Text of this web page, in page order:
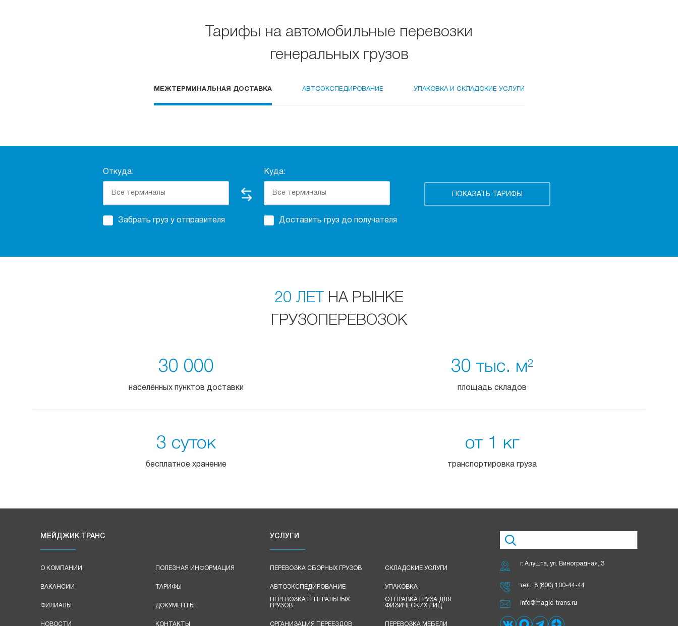
Тарифы на автомобильные перевозки
генеральных грузов
МЕЖТЕРМИНАЛЬНАЯ ДОСТАВКА АВТОЭКСПЕДИРОВАНИЕ УПАКОВКА И СКЛАДСКИЕ УСЛУГИ
Откуда:
Забрать груз у отправителя
Куда:
Доставить груз до получателя
20 ЛЕТ
НА РЫНКЕ
ГРУЗОПЕРЕВОЗОК
30 000
населённых пунктов доставки
30 тыс. м2
площадь складов
3 суток
бесплатное хранение
от 1 кг
транспортировка груза
МЕЙДЖИК ТРАНС
О КОМПАНИИ
ВАКАНСИИ
ФИЛИАЛЫ
НОВОСТИ
ПОЛЕЗНАЯ ИНФОРМАЦИЯ
ТАРИФЫ
ДОКУМЕНТЫ
КОНТАКТЫ
УСЛУГИ
ПЕРЕВОЗКА СБОРНЫХ ГРУЗОВ
АВТОЭКСПЕДИРОВАНИЕ
ПЕРЕВОЗКА ГЕНЕРАЛЬНЫХ
ГРУЗОВ
ОРГАНИЗАЦИЯ ПЕРЕЕЗДОВ
СКЛАДСКИЕ УСЛУГИ
УПАКОВКА
ОТПРАВКА ГРУЗА ДЛЯ
ФИЗИЧЕСКИХ ЛИЦ
ПЕРЕВОЗКА МЕБЕЛИ
г. Алушта, ул. Виноградная, 3
тел.: 8 (800) 100-44-44
info@magic-trans.ru